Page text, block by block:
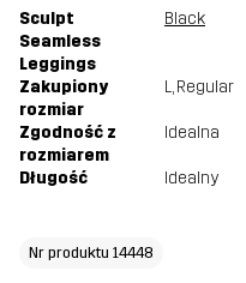
Sculpt
Seamless
Leggings
Black
Zakupiony
rozmiar
L, Regular
Zgodność z
rozmiarem
Idealna
Długość Idealny
Nr produktu 14448